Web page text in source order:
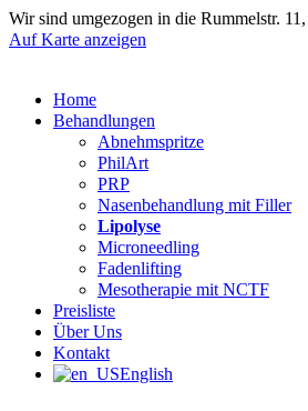
Wir sind umgezogen in die Rummelstr.
Auf Karte anzeigen
Home
Behandlungen
Abnehmspritze
PhilArt
PRP
Nasenbehandlung mit Filler
Lipolyse
Microneedling
Fadenlifting
Mesotherapie mit NCTF
Preisliste
Über Uns
Kontakt
English